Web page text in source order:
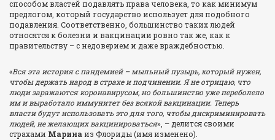
способом властей подавлять права человека, то как минимум
предлогом, который государство использует для подобного
подавления. Соответственно, большинство таких людей
относятся к болезни и вакцинации ровно так же, как к
правительству – с недоверием и даже враждебностью.
«Вся эта история с пандемией – мыльный пузырь, который нужен,
чтобы держать народ в страхе и подчинении. Я не отрицаю, что
люди заражаются коронавирусом, но большинство уже переболело
им и выработало иммунитет без всякой вакцинации. Теперь
власти будут использовать это для того, чтобы дискриминировать
людей, не желающих вакцинироваться», – делится своими
страхами Марина из Флориды (имя изменено).